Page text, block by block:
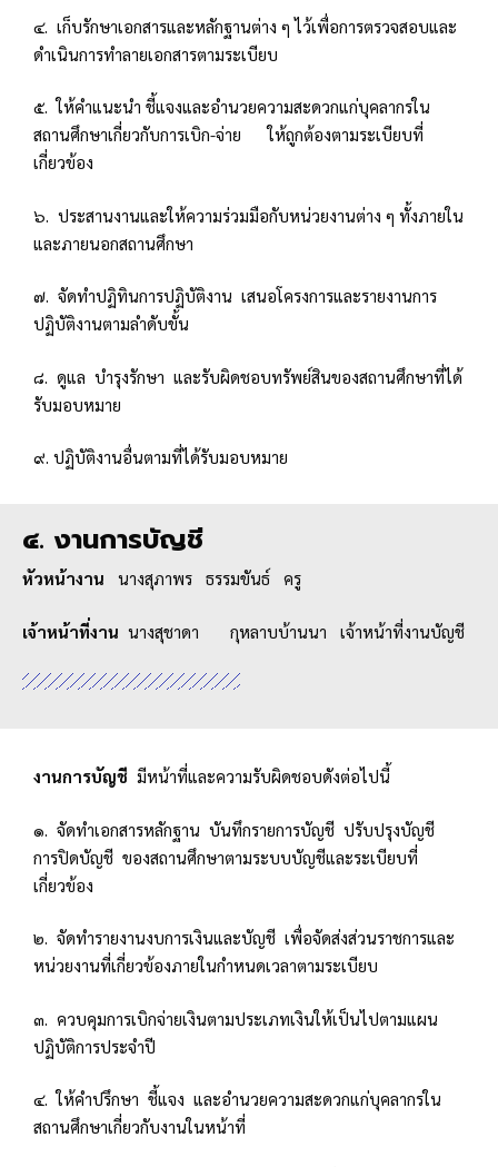
๔. เก็บรักษาเอกสารและหลักฐานต่าง ๆ ไว้เพื่อการตรวจสอบและ
ดำเนินการทำลายเอกสารตามระเบียบ
๕. ให้คำแนะนำ ชี้แจงและอำนวยความสะดวกแก่บุคลากรใน
สถานศึกษาเกี่ยวกับการเบิก-จ่าย ให้ถูกต้องตามระเบียบที่
เกี่ยวข้อง
๖. ประสานงานและให้ความร่วมมือกับหน่วยงานต่าง ๆ ทั้งภายใน
และภายนอกสถานศึกษา
๗. จัดทำปฏิทินการปฏิบัติงาน เสนอโครงการและรายงานการ
ปฏิบัติงานตามลำดับขั้น
๘. ดูแล บำรุงรักษา และรับผิดชอบทรัพย์สินของสถานศึกษาที่ได้
รับมอบหมาย
๙. ปฏิบัติงานอื่นตามที่ได้รับมอบหมาย
๔. งานการบัญชี
หัวหน้างาน นางสุภาพร ธรรมขันธ์ ครู
เจ้าหน้าที่งาน นางสุชาดา กุหลาบบ้านนา เจ้าหน้าที่งานบัญชี
งานการบัญชี มีหน้าที่และความรับผิดชอบดังต่อไปนี้
๑. จัดทำเอกสารหลักฐาน บันทึกรายการบัญชี ปรับปรุงบัญชี
การปิดบัญชี ของสถานศึกษาตามระบบบัญชีและระเบียบที่
เกี่ยวข้อง
๒. จัดทำรายงานงบการเงินและบัญชี เพื่อจัดส่งส่วนราชการและ
หน่วยงานที่เกี่ยวข้องภายในกำหนดเวลาตามระเบียบ
๓. ควบคุมการเบิกจ่ายเงินตามประเภทเงินให้เป็นไปตามแผน
ปฏิบัติการประจำปี
๔. ให้คำปรึกษา ชี้แจง และอำนวยความสะดวกแก่บุคลากรใน
สถานศึกษาเกี่ยวกับงานในหน้าที่